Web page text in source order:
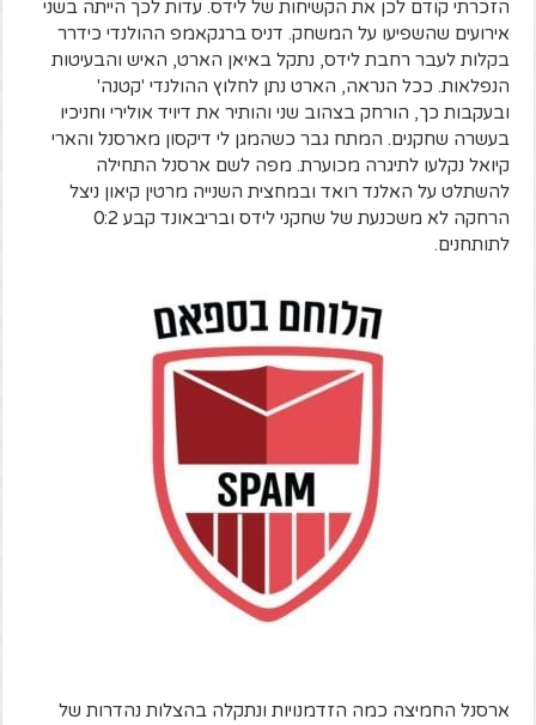
הזכרתי קודם לכן את הקשיחות של לידס. עדות לכך הייתה בשני
אירועים שהשפיעו על המשחק. דניס ברגקאמפ ההולנדי כידרר
בקלות לעבר רחבת לידס, נתקל באיאן הארט, האיש והבעיטות
הנפלאות. ככל הנראה, הארט נתן לחלוץ ההולנדי 'קטנה'
ובעקבות כך, הורחק בצהוב שני והותיר את דיויד אולירי וחניכיו
בעשרה שחקנים. המתח גבר כשהמגן לי דיקסון מארסנל והארי
קיואל נקלעו לתיגרה מכוערת. מפה לשם ארסנל התחילה
להשתלט על האלנד רואד ובמחצית השנייה מרטין קיאון ניצל
הרחקה לא משכנעת של שחקני לידס ובריבאונד קבע 0:2
לתותחנים.
ארסנל החמיצה כמה הזדמנויות ונתקלה בהצלות נהדרות של